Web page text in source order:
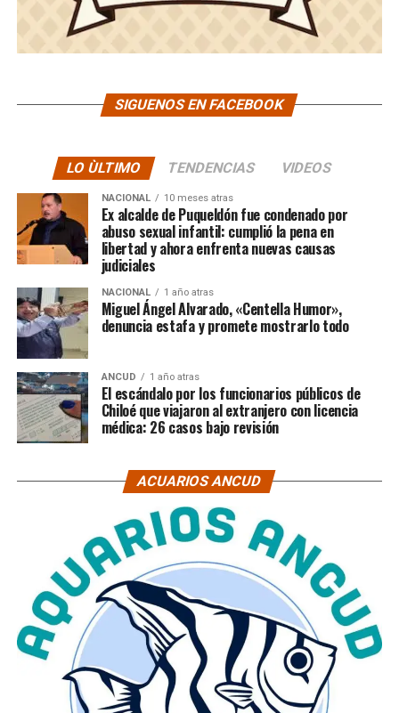
SIGUENOS EN FACEBOOK
LO ÙLTIMO TENDENCIAS VIDEOS
NACIONAL 10 meses atras
Ex alcalde de Puqueldón fue condenado por
abuso sexual infantil: cumplió la pena en
libertad y ahora enfrenta nuevas causas
judiciales
NACIONAL 1 año atras
Miguel Ángel Alvarado, «Centella Humor»,
denuncia estafa y promete mostrarlo todo
ANCUD 1 año atras
El escándalo por los funcionarios públicos de
Chiloé que viajaron al extranjero con licencia
médica: 26 casos bajo revisión
ACUARIOS ANCUD